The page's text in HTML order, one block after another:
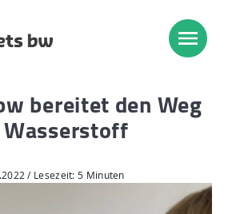
SEL:
– Heidelberg
– Heilbronn
bereitet den Weg
/ Lesezeit: 5 Minuten